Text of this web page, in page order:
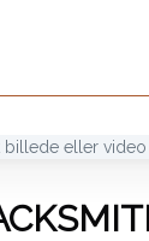
billede eller video